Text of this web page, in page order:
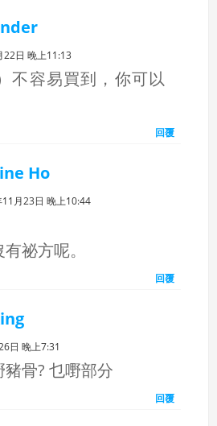
22日 晚上11:13
不容易買到，你可以
回覆
Ho
月23日 晚上10:44
祕方呢。
回覆
日 晚上7:31
骨? 乜嘢部分
回覆